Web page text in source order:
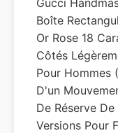
Gucci
Boîte
Or Rose 18
Côtés
Pour Hommes
D'un
De Réserve
Versions Pour